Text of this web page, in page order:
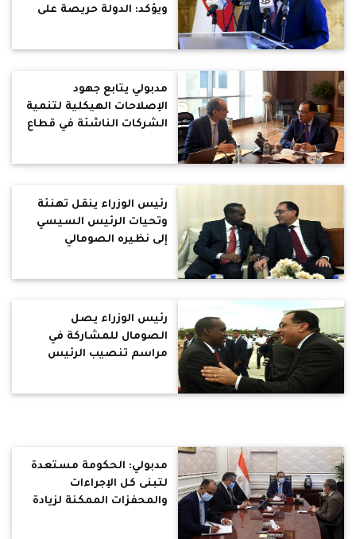
ويؤكد: الدولة حريصة على
مدبولي يتابع جهود
الإصلاحات الهيكلية لتنمية
الشركات الناشئة في قطاع
رئيس الوزراء ينقل تهنئة
وتحيات الرئيس السيسي
إلى نظيره الصومالي
رئيس الوزراء يصل
الصومال للمشاركة في
مراسم تنصيب الرئيس
مدبولي: الحكومة مستعدة
لتبنى كل الإجراءات
والمحفزات الممكنة لزيادة